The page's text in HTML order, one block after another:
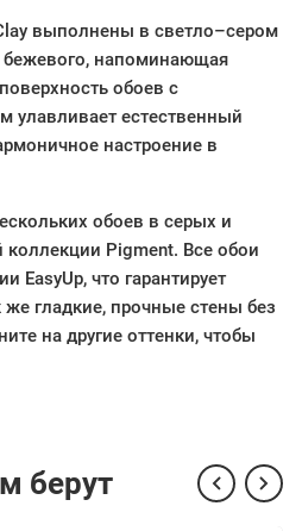
выполнены в светло–сером
бежевого, напоминающая
обоев с
улавливает естественный
настроение в
обоев в серых и
Pigment. Все обои
EasyUp, что гарантирует
же гладкие, прочные стены без
на другие оттенки, чтобы
берут